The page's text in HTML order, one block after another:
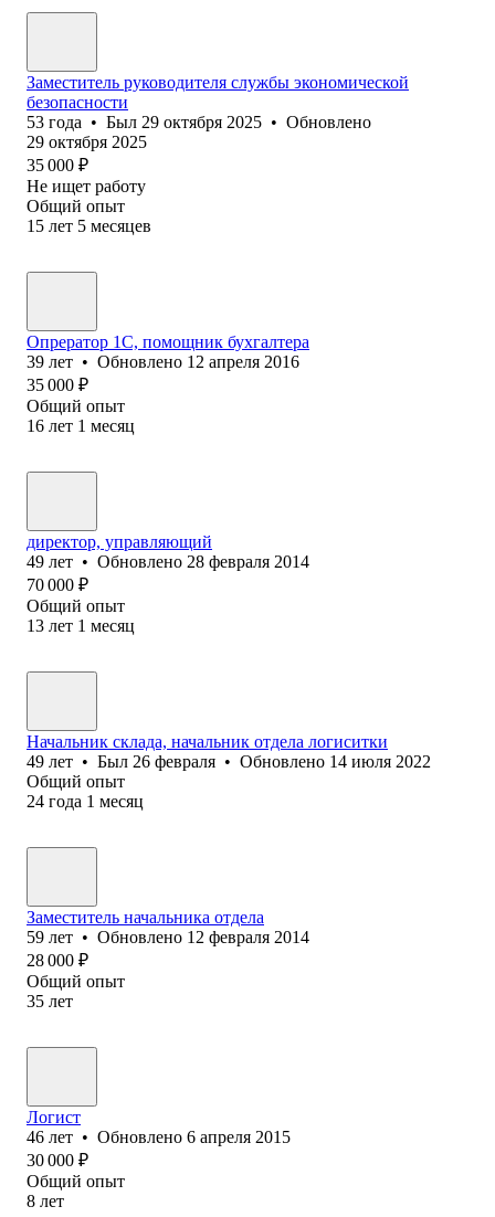
Заместитель руководителя службы экономической
безопасности
53 года • Был 29 октября 2025 • Обновлено
29 октября 2025
35 000 ₽
Не ищет работу
Общий опыт
15 лет 5 месяцев
Опрератор 1С, помощник бухгалтера
39 лет • Обновлено 12 апреля 2016
35 000 ₽
Общий опыт
16 лет 1 месяц
директор, управляющий
49 лет • Обновлено 28 февраля 2014
70 000 ₽
Общий опыт
13 лет 1 месяц
Начальник склада, начальник отдела логиситки
49 лет • Был 26 февраля • Обновлено 14 июля 2022
Общий опыт
24 года 1 месяц
Заместитель начальника отдела
59 лет • Обновлено 12 февраля 2014
28 000 ₽
Общий опыт
35 лет
Логист
46 лет • Обновлено 6 апреля 2015
30 000 ₽
Общий опыт
8 лет